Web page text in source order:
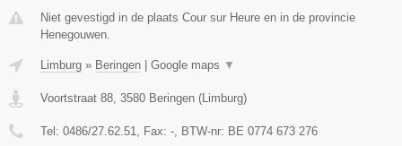
Niet gevestigd in de plaats Cour sur Heure en in de provincie
Henegouwen.
Limburg » Beringen Google maps ▼
Voortstraat 88, 3580 Beringen (Limburg)
Tel: 0486/27.62.51, Fax: -, BTW-nr: BE 0774 673 276